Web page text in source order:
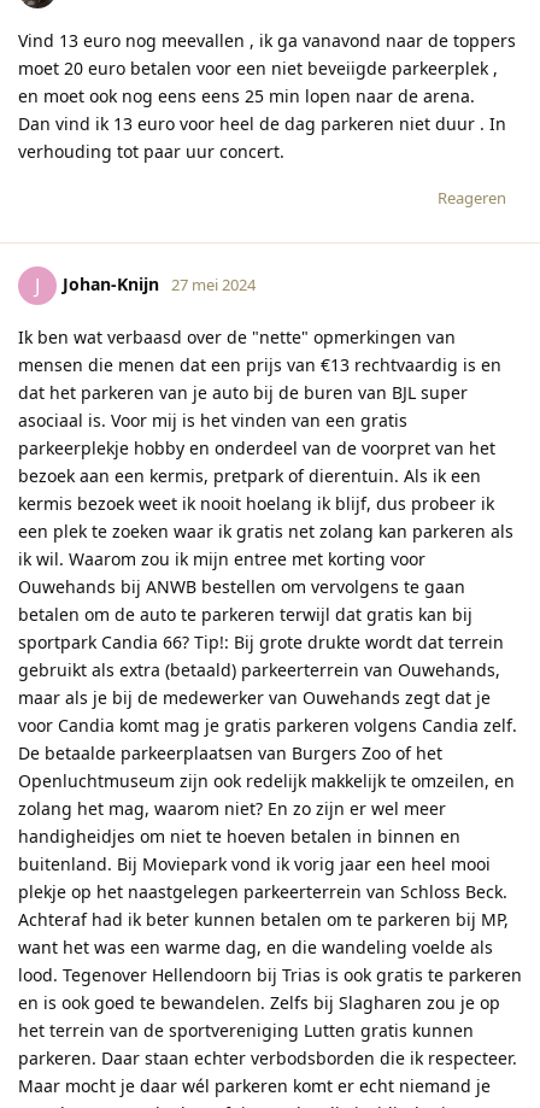
Vind 13 euro nog meevallen , ik ga vanavond naar de toppers
moet 20 euro betalen voor een niet beveiigde parkeerplek ,
en moet ook nog eens eens 25 min lopen naar de arena.
Dan vind ik 13 euro voor heel de dag parkeren niet duur . In
verhouding tot paar uur concert.
Reageren
J Johan-Knijn 27 mei 2024
Ik ben wat verbaasd over de "nette" opmerkingen van
mensen die menen dat een prijs van €13 rechtvaardig is en
dat het parkeren van je auto bij de buren van BJL super
asociaal is. Voor mij is het vinden van een gratis
parkeerplekje hobby en onderdeel van de voorpret van het
bezoek aan een kermis, pretpark of dierentuin. Als ik een
kermis bezoek weet ik nooit hoelang ik blijf, dus probeer ik
een plek te zoeken waar ik gratis net zolang kan parkeren als
ik wil. Waarom zou ik mijn entree met korting voor
Ouwehands bij ANWB bestellen om vervolgens te gaan
betalen om de auto te parkeren terwijl dat gratis kan bij
sportpark Candia 66? Tip!: Bij grote drukte wordt dat terrein
gebruikt als extra (betaald) parkeerterrein van Ouwehands,
maar als je bij de medewerker van Ouwehands zegt dat je
voor Candia komt mag je gratis parkeren volgens Candia zelf.
De betaalde parkeerplaatsen van Burgers Zoo of het
Openluchtmuseum zijn ook redelijk makkelijk te omzeilen, en
zolang het mag, waarom niet? En zo zijn er wel meer
handigheidjes om niet te hoeven betalen in binnen en
buitenland. Bij Moviepark vond ik vorig jaar een heel mooi
plekje op het naastgelegen parkeerterrein van Schloss Beck.
Achteraf had ik beter kunnen betalen om te parkeren bij MP,
want het was een warme dag, en die wandeling voelde als
lood. Tegenover Hellendoorn bij Trias is ook gratis te parkeren
en is ook goed te bewandelen. Zelfs bij Slagharen zou je op
het terrein van de sportvereniging Lutten gratis kunnen
parkeren. Daar staan echter verbodsborden die ik respecteer.
Maar mocht je daar wél parkeren komt er echt niemand je